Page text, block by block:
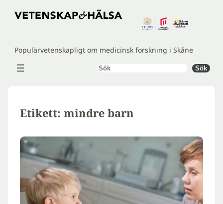
Hoppa
Populärvetenskapligt om medicinsk forskning i Skåne
Sök Sök
Etikett: mindre barn